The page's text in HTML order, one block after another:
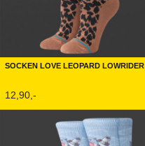
Socken Love Leopard Lowrider
12,90,-